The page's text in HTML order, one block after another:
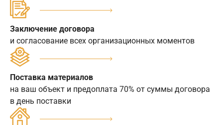
Заключение договора
и согласование всех организационных моментов
Поставка материалов
на ваш объект и предоплата 70% от суммы договора
в день поставки